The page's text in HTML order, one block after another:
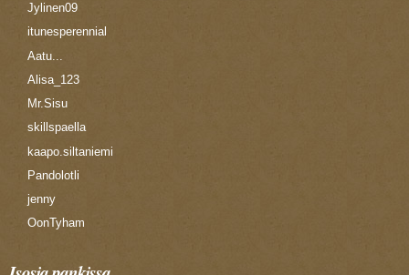
Jylinen09
itunesperennial
Aatu...
Alisa_123
Mr.Sisu
skillspaella
kaapo.siltaniemi
Pandolotli
jenny
OonTyham